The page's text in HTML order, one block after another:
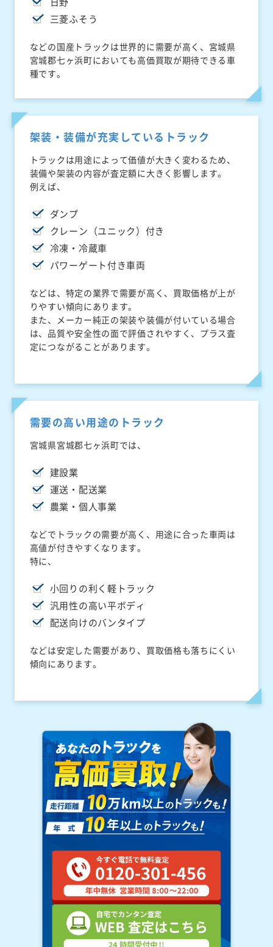
三菱ふそう
などの国産トラックは世界的に需要が高く、宮城県
宮城郡七ヶ浜町においても高価買取が期待できる車
種です。
架装・装備が充実しているトラック
トラックは用途によって価値が大きく変わるため、
装備や架装の内容が査定額に大きく影響します。
例えば、
ダンプ
クレーン（ユニック）付き
冷凍・冷蔵車
パワーゲート付き車両
などは、特定の業界で需要が高く、買取価格が上が
りやすい傾向にあります。
また、メーカー純正の架装や装備が付いている場合
は、品質や安全性の面で評価されやすく、プラス査
定につながることがあります。
需要の高い用途のトラック
宮城県宮城郡七ヶ浜町では、
建設業
運送・配送業
農業・個人事業
などでトラックの需要が高く、用途に合った車両は
高値が付きやすくなります。
特に、
小回りの利く軽トラック
汎用性の高い平ボディ
配送向けのバンタイプ
などは安定した需要があり、買取価格も落ちにくい
傾向にあります。